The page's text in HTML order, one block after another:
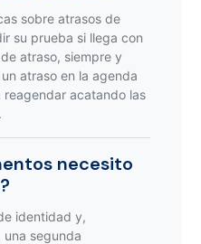
sobre atrasos de
su prueba si llega con
atraso, siempre y
atraso en la agenda
acatando las
necesito
identidad y,
segunda